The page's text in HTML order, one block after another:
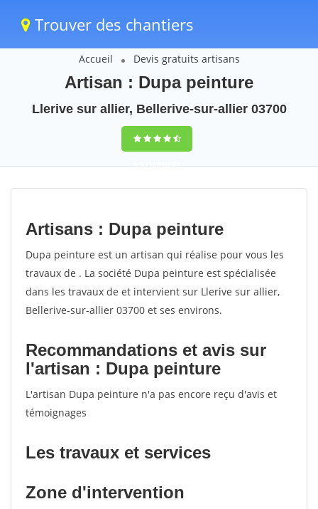
Trouver des chantiers
Accueil Devis gratuits artisans
Artisan : Dupa peinture
Llerive sur allier, Bellerive-sur-allier 03700
9,5(100%)57
votes
Artisans : Dupa peinture
Dupa peinture est un artisan qui réalise pour vous les
travaux de . La société Dupa peinture est spécialisée
dans les travaux de et intervient sur Llerive sur allier,
Bellerive-sur-allier 03700 et ses environs.
Recommandations et avis sur
l'artisan : Dupa peinture
L'artisan Dupa peinture n'a pas encore reçu d'avis et
témoignages
Les travaux et services
Zone d'intervention